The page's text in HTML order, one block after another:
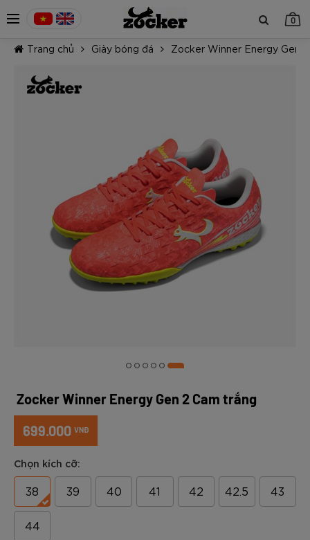
0
TIẾP TỤC MUA HÀNG
Trang chủ Giày bóng đá Zocker Winner Energy Gen 2
Zocker Winner Energy Gen 2 Cam trắng
699.000 VNĐ
Chọn kích cỡ:
38 39 40 41 42 42.5 43
44